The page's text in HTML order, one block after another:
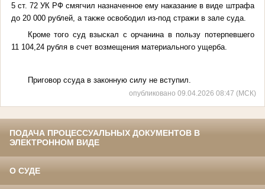
5 ст. 72 УК РФ смягчил назначенное ему наказание в виде штрафа
до 20 000 рублей, а также освободил из-под стражи в зале суда.
Кроме того суд взыскал с орчанина в пользу потерпевшего
11 104,24 рубля в счет возмещения материального ущерба.
Приговор ссуда в законную силу не вступил.
опубликовано 09.04.2026 08:47 (МСК)
ПОДАЧА ПРОЦЕССУАЛЬНЫХ ДОКУМЕНТОВ В
ЭЛЕКТРОННОМ ВИДЕ
О СУДЕ